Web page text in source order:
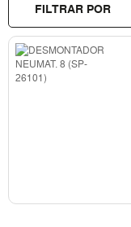
FILTRAR POR